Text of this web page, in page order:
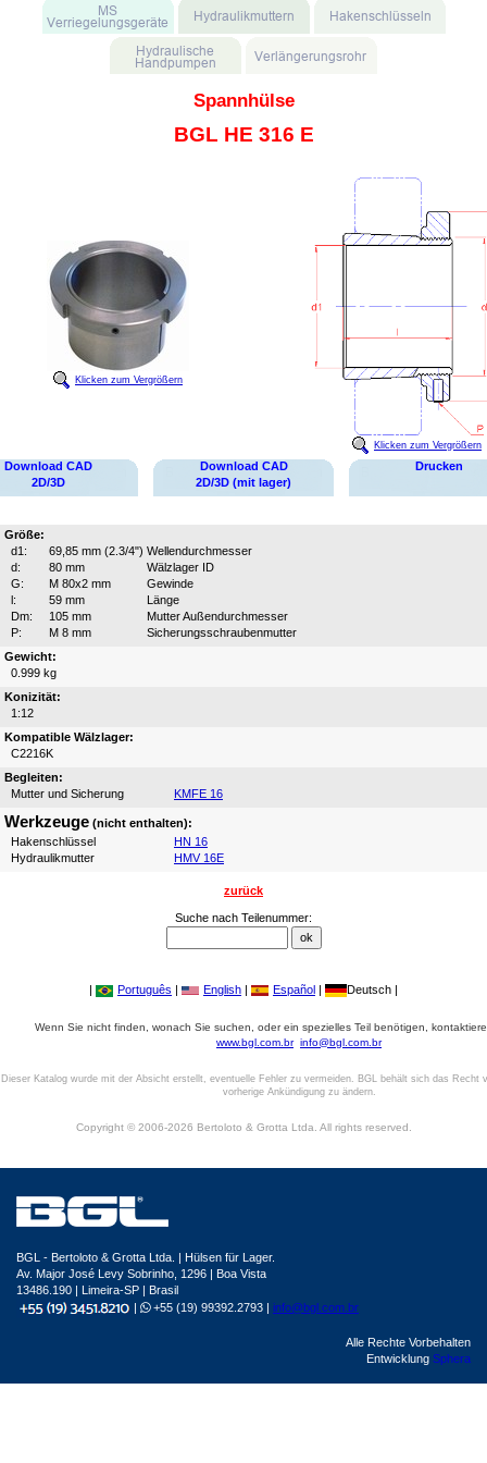
Spannhülse
BGL HE 316 E
Klicken zum Vergrößern
Klicken zum Vergrößern
Download CAD
2D/3D
Download CAD
2D/3D (mit lager)
Drucken
Größe:
d1:
69,85 mm (2.3/4") Wellendurchmesser
d:
80 mm
Wälzlager ID
G:
M 80x2 mm
Gewinde
l:
59 mm
Länge
Dm:
105 mm
Mutter Außendurchmesser
P:
M 8 mm
Sicherungsschraubenmutter
Gewicht:
0.999 kg
Konizität:
1:12
Kompatible Wälzlager:
C2216K
Begleiten:
Mutter und Sicherung
KMFE 16
Werkzeuge (nicht enthalten):
Hakenschlüssel
HN 16
Hydraulikmutter
HMV 16E
zurück
Suche nach Teilenummer:
| Português | English | Español | Deutsch |
Wenn Sie nicht finden, wonach Sie suchen, oder ein spezielles Teil benötigen,
www.bgl.com.br info@bgl.com.br
Dieser Katalog wurde mit der Absicht erstellt, eventuelle Fehler zu vermeiden. BGL behält sich das Recht
vorherige Ankündigung zu ändern.
Copyright © 2006-2026 Bertoloto & Grotta Ltda. All rights reserved.
BGL - Bertoloto & Grotta Ltda. | Hülsen für Lager.
Av. Major José Levy Sobrinho, 1296 | Boa Vista
13486.190 | Limeira-SP | Brasil
|
+55 (19) 99392.2793 | info@bgl.com.br
Alle Rechte Vorbehalten
Entwicklung Sphera